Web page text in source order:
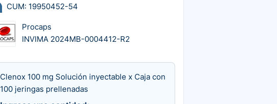
CUM: 19950452-54
Procaps
INVIMA 2024MB-0004412-R2
Clenox 100 mg Solución inyectable x Caja con
100 jeringas prellenadas